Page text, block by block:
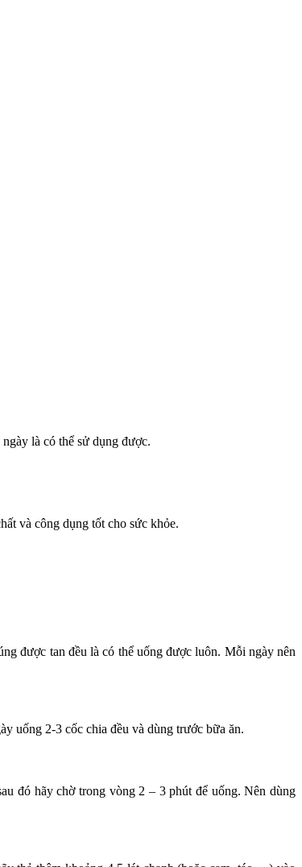
là có thể sử dụng được.
và công dụng tốt cho sức khỏe.
được tan đều là có thể uống được luôn. Mỗi ngày nên
uống 2-3 cốc chia đều và dùng trước bữa ăn.
đó hãy chờ trong vòng 2 – 3 phút để uống. Nên dùng